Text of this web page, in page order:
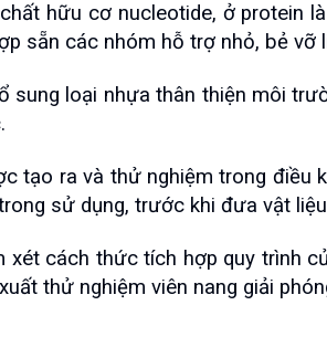
hữu cơ nucleotide, ở protein
sẵn các nhóm hỗ trợ nhỏ, bẻ
sung loại nhựa thân thiện môi
tạo ra và thử nghiệm trong điều
sử dụng, trước khi đưa vật
xét cách thức tích hợp quy trình
thử nghiệm viên nang giải